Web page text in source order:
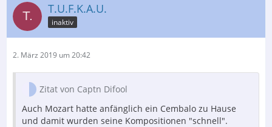
T.U.F.K.A.U.
inaktiv
2. März 2019 um 20:42
Zitat von Captn Difool
Auch Mozart hatte anfänglich ein Cembalo zu Hause
und damit wurden seine Kompositionen "schnell".